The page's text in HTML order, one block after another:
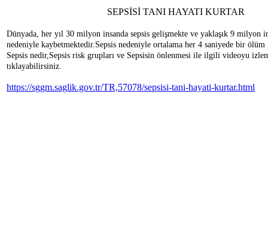
SEPSİSİ TANI HAYATI KURTAR
Dünyada, her yıl 30 milyon insanda sepsis gelişmekte ve yaklaşık 9 milyon
nedeniyle kaybetmektedir.Sepsis nedeniyle ortalama her 4 saniyede bir ölüm
Sepsis nedir,Sepsis risk grupları ve Sepsisin önlenmesi ile ilgili videoyu
tıklayabilirsiniz.
https://sggm.saglik.gov.tr/TR,57078/sepsisi-tani-hayati-kurtar.html